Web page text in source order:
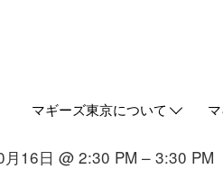
マギーズ東京について
16日 @ 2:30 PM – 3:30 PM